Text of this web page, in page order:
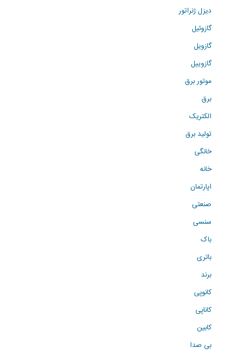
دیزل ژنراتور
گازوئیل
گازویل
گازوییل
موتور برق
برق
الکتریک
تولید برق
خانگی
خانه
اپارتمان
صنعتی
سنسی
باک
باتری
برند
کانوپی
کاناپی
کابین
بی صدا